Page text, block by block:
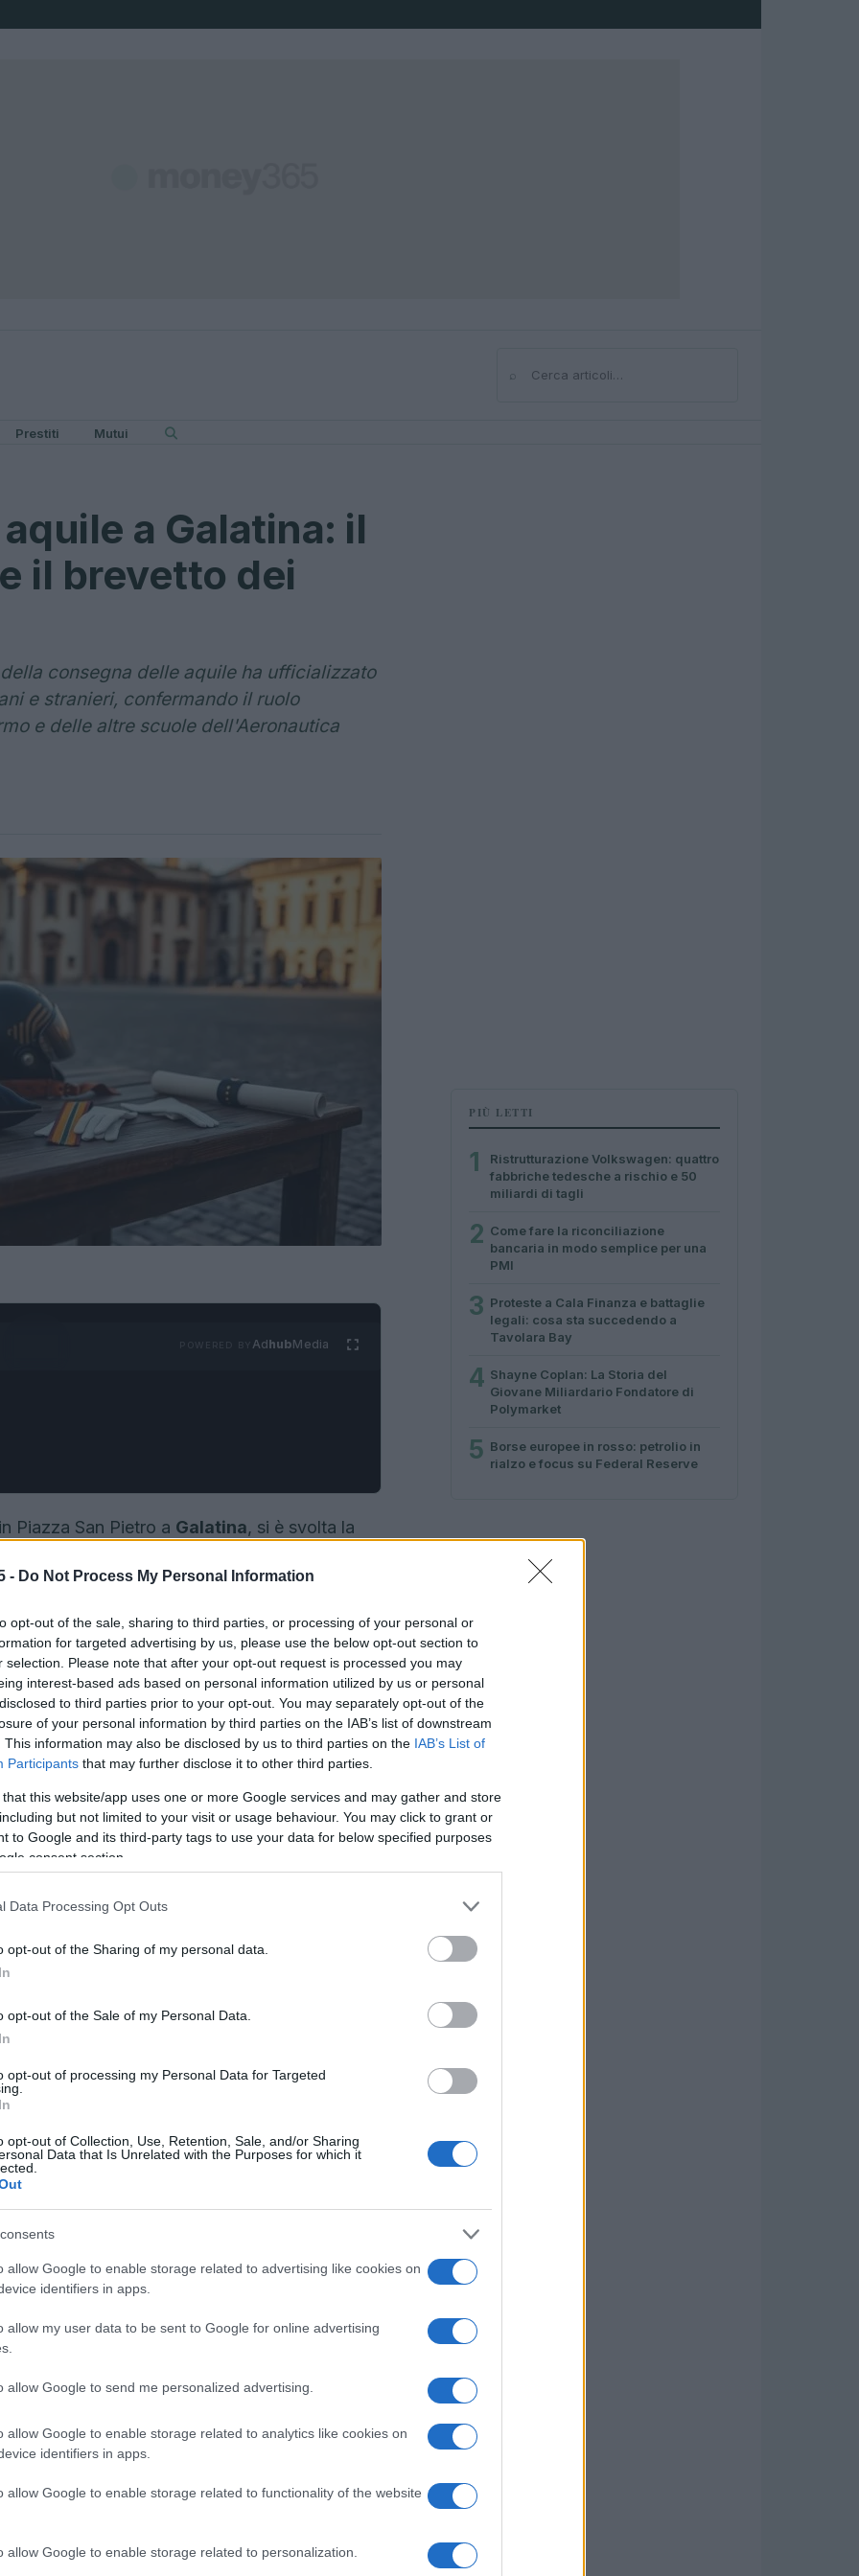
- Do Not Process My Personal Information
opt-out of the sale, sharing to third parties, or processing of your personal or
for targeted advertising by us, please use the below opt-out section to
selection. Please note that after your opt-out request is processed you may
interest-based ads based on personal information utilized by us or personal
to third parties prior to your opt-out. You may separately opt-out of the
of your personal information by third parties on the IAB’s list of downstream
This information may also be disclosed by us to third parties on the IAB’s List of
Participants that may further disclose it to other third parties.
that this website/app uses one or more Google services and may gather and store
but not limited to your visit or usage behaviour. You may click to grant or
to Google and its third-party tags to use your data for below specified purposes
consent section.
Data Processing Opt Outs
opt-out of the Sharing of my personal data.
opt-out of the Sale of my Personal Data.
opt-out of processing my Personal Data for Targeted
opt-out of Collection, Use, Retention, Sale, and/or Sharing
Data that Is Unrelated with the Purposes for which it
allow Google to enable storage related to advertising like cookies on
identifiers in apps.
allow my user data to be sent to Google for online advertising
allow Google to send me personalized advertising.
allow Google to enable storage related to analytics like cookies on
identifiers in apps.
allow Google to enable storage related to functionality of the website
allow Google to enable storage related to personalization.
⌕Cerca
Prestiti Mutui
a Galatina: il
il brevetto dei
consegna delle aquile ha ufficializzato
e stranieri, confermando il ruolo
e delle altre scuole dell'Aeronautica
AdhubMedia
Piazza San Pietro a Galatina, si è svolta la
. La manifestazione, aperta alla
Scuole A.M./3^ Regione Aerea
partecipazione di autorità civili, religiose e
aeree straniere. Questo rito è più di un
l’esito di un percorso addestrativo
pratica e simulazione avanzata.
comunità e Forza Armata
Aeronautica Militare
a allievi provenienti da Arabia Saudita, Kuwait,
internazionali conferma la natura
italiano nel settore aeronautico. La
ha inoltre ribadito il rapporto di fiducia e
alla Forza Armata, trasformando la piazza in
valore del servizio e del sacrificio.
di Stato Maggiore dell’Aeronautica
Conserva
standard rigorosi, cultura della
capacità umane. Nel suo discorso ha
PIÙ LETTI
1
Ristrutturazione Volkswagen: quattro
fabbriche tedesche a rischio e 50
miliardi di tagli
2 Come fare la riconciliazione
bancaria in modo semplice per una
PMI
3 Proteste a Cala Finanza e battaglie
legali: cosa sta succedendo a
Tavolara Bay
4 Shayne Coplan: La Storia del
Giovane Miliardario Fondatore di
Polymarket
5 Borse europee in rosso: petrolio in
rialzo e focus su Federal Reserve